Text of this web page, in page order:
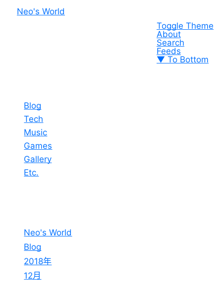
Neo's World
Toggle Theme
About
Search
Feeds
▼ To Bottom
Blog
Tech
Music
Games
Gallery
Etc.
Neo's World
Blog
2018年
12月